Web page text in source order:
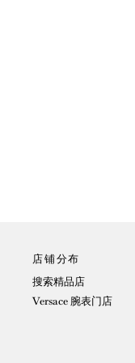
店铺分布
搜索精品店
Versace 腕表门店